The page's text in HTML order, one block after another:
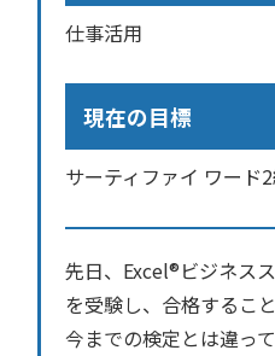
仕事活用
現在の目標
サーティファイ ワード
先日、Excel®ビジネス
を受験し、合格するこ
今までの検定とは違っ